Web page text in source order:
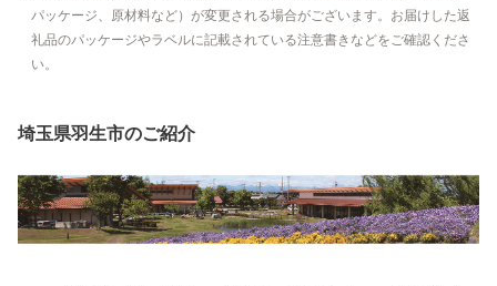
パッケージ、原材料など）が変更される場合がございます。お届けした返
礼品のパッケージやラベルに記載されている注意書きなどをご確認くださ
い。
埼玉県羽生市のご紹介